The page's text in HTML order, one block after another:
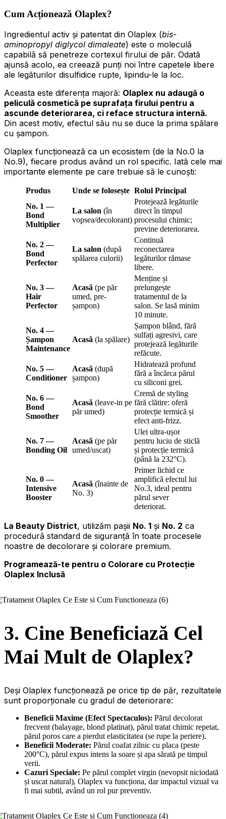
Cum Acționează Olaplex?
Ingredientul activ și patentat din Olaplex (bis-
aminopropyl diglycol dimaleate) este o moleculă
capabilă să penetreze cortexul firului de păr. Odată
ajunsă acolo, ea creează punți noi între capetele libere
ale legăturilor disulfidice rupte, lipindu-le la loc.
Aceasta este diferența majoră: Olaplex nu adaugă o
peliculă cosmetică pe suprafața firului pentru a
ascunde deteriorarea, ci reface structura internă.
Din acest motiv, efectul său nu se duce la prima spălare
cu șampon.
Olaplex funcționează ca un ecosistem (de la No.0 la
No.9), fiecare produs având un rol specific. Iată cele mai
importante elemente pe care trebuie să le cunoști:
Produs Unde se folosește Rolul Principal
No. 1 —
Bond
Multiplier
La salon (în
vopsea/decolorant)
Protejează legăturile
direct în timpul
procesului chimic;
previne deteriorarea.
No. 2 —
Bond
Perfector
La salon (după
spălarea culorii)
Continuă
reconectarea
legăturilor rămase
libere.
No. 3 —
Hair
Perfector
Acasă (pe păr
umed, pre-
șampon)
Menține și
prelungește
tratamentul de la
salon. Se lasă minim
10 minute.
No. 4 —
Șampon
Maintenance
Acasă (la spălare)
Șampon blând, fără
sulfați agresivi, care
protejează legăturile
refăcute.
No. 5 —
Conditioner
Acasă (după
șampon)
Hidratează profund
fără a încărca părul
cu siliconi grei.
No. 6 —
Bond
Smoother
Acasă (leave-in pe
păr umed)
Cremă de styling
fără clătire: oferă
protecție termică și
efect anti-frizz.
No. 7 —
Bonding Oil
Acasă (pe păr
umed/uscat)
Ulei ultra-ușor
pentru luciu de sticlă
și protecție termică
(până la 232°C).
No. 0 —
Intensive
Booster
Acasă (înainte de
No. 3)
Primer lichid ce
amplifică efectul lui
No.3, ideal pentru
părul sever
deteriorat.
La Beauty District, utilizăm pașii No. 1 și No. 2 ca
procedură standard de siguranță în toate procesele
noastre de decolorare și colorare premium.
Programează-te pentru o Colorare cu Protecție
Olaplex Inclusă
3. Cine Beneficiază Cel
Mai Mult de Olaplex?
Deși Olaplex funcționează pe orice tip de păr, rezultatele
sunt proporționale cu gradul de deteriorare:
Beneficii Maxime (Efect Spectaculos): Părul decolorat
frecvent (balayage, blond platinat), părul tratat chimic repetat,
părul poros care a pierdut elasticitatea (se rupe la periere).
Beneficii Moderate: Părul coafat zilnic cu placa (peste
200°C), părul expus intens la soare și apa sărată pe timpul
verii.
Cazuri Speciale: Pe părul complet virgin (nevopsit niciodată
și uscat natural), Olaplex va funcționa, dar impactul vizual va
fi mai subtil, având un rol pur preventiv.